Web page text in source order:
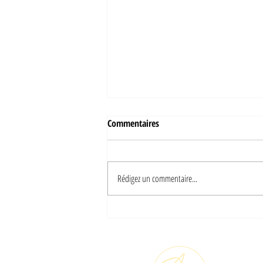
Le marketing est-il dépassé ?
Commentaires
Rédigez un commentaire...